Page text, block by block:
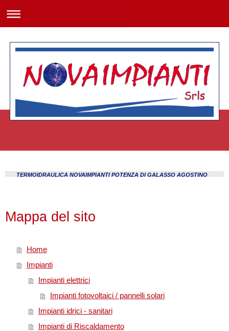
TERMOIDRAULICA NOVAIMPIANTI POTENZA DI GALASSO AGOSTINO
Mappa del sito
Home
Impianti
Impianti elettrici
Impianti fotovoltaici / pannelli solari
Impianti idrici - sanitari
Impianti di Riscaldamento